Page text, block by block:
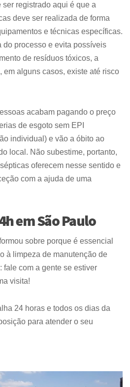
registrado aqui é que a
deve ser realizada de forma
e técnicas específicas.
do processo e evita possíveis
de resíduos tóxicos, a
em alguns casos, existe até risco
acabam pagando o preço
de esgoto sem EPI
individual) e vão a óbito ao
local. Não subestime, portanto,
oferecem nesse sentido e
com a ajuda de uma
em São Paulo
sobre porque é essencial
à limpeza de manutenção de
fale com a gente se estiver
visita!
24 horas e todos os dias da
para atender o seu